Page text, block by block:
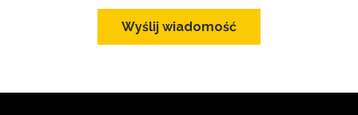
Wyślij wiadomość